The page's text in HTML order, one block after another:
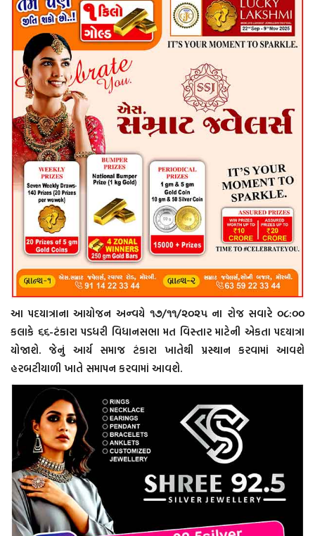
આ પદયાત્રાના આયોજન અન્વયે ૧૭/૧૧/૨૦૨૫ ના રોજ સવારે ૦૮:૦૦
કલાકે ૬૬-ટંકારા પડધરી વિધાનસભા મત વિસ્તાર માટેની એકતા પદયાત્રા
યોજાશે. જેનું આર્ય સમાજ ટંકારા ખાતેથી પ્રસ્થાન કરવામાં આવશે
હરબટીયાળી ખાતે સમાપન કરવામાં આવશે.